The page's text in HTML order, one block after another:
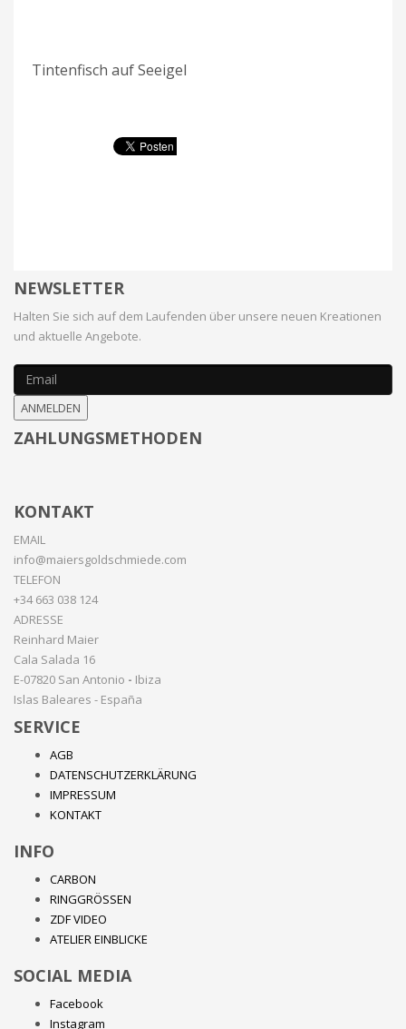
Tintenfisch auf Seeigel
NEWSLETTER
Halten Sie sich auf dem Laufenden über unsere neuen Kreationen
und aktuelle Angebote.
ANMELDEN
ZAHLUNGSMETHODEN
KONTAKT
EMAIL
info@maiersgoldschmiede.com
TELEFON
+34 663 038 124
ADRESSE
Reinhard Maier
Cala Salada 16
E-07820 San Antonio - Ibiza
Islas Baleares - España
SERVICE
AGB
DATENSCHUTZERKLÄRUNG
IMPRESSUM
KONTAKT
INFO
CARBON
RINGGRÖSSEN
ZDF VIDEO
ATELIER EINBLICKE
SOCIAL MEDIA
Facebook
Instagram